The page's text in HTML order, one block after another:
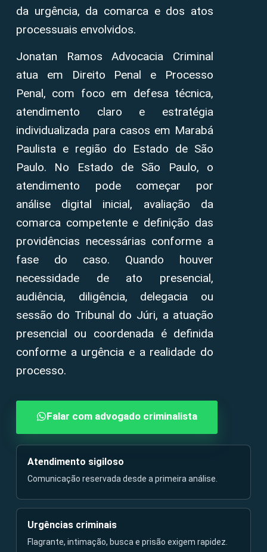
da urgência, da comarca e dos atos
processuais envolvidos.
Jonatan Ramos Advocacia Criminal
atua em Direito Penal e Processo
Penal, com foco em defesa técnica,
atendimento claro e estratégia
individualizada para casos em Marabá
Paulista e região do Estado de São
Paulo. No Estado de São Paulo, o
atendimento pode começar por
análise digital inicial, avaliação da
comarca competente e definição das
providências necessárias conforme a
fase do caso. Quando houver
necessidade de ato presencial,
audiência, diligência, delegacia ou
sessão do Tribunal do Júri, a atuação
presencial ou coordenada é definida
conforme a urgência e a realidade do
processo.
Falar com advogado criminalista
Atendimento sigiloso
Comunicação reservada desde a primeira análise.
Urgências criminais
Flagrante, intimação, busca e prisão exigem rapidez.